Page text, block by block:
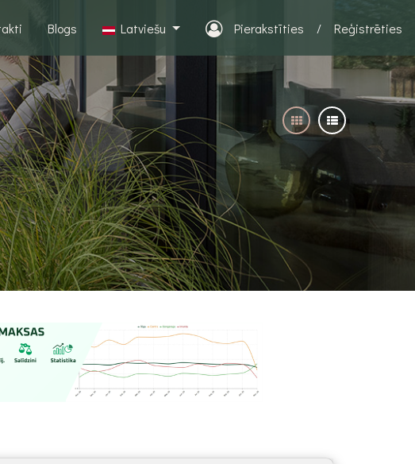
Blogs Latviešu Pierakstīties / Reģistrēties